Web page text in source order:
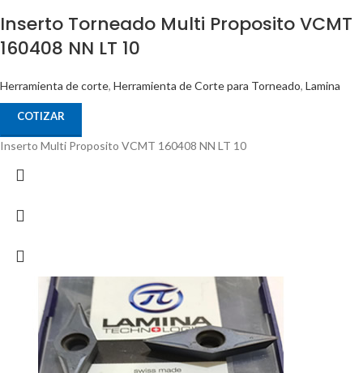
Inserto Torneado Multi Proposito VCMT
160408 NN LT 10
Herramienta de corte, Herramienta de Corte para Torneado, Lamina
COTIZAR
Inserto Multi Proposito VCMT 160408 NN LT 10